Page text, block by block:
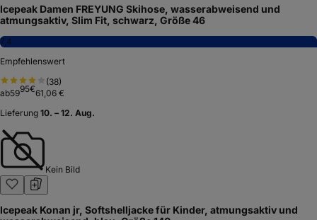
Icepeak Damen FREYUNG Skihose, wasserabweisend und
atmungsaktiv, Slim Fit, schwarz, Größe 46
7,4
Empfehlenswert
(38)
ab5995€61,06 €
Lieferung 10. – 12. Aug.
Kein Bild
Icepeak Konan jr, Softshelljacke für Kinder, atmungsaktiv und